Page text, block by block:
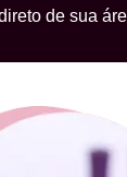
de sua